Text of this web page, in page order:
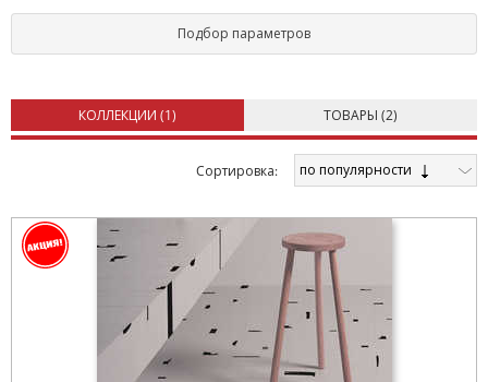
Подбор параметров
КОЛЛЕКЦИИ (1) ТОВАРЫ (2)
Cортировка: по популярности